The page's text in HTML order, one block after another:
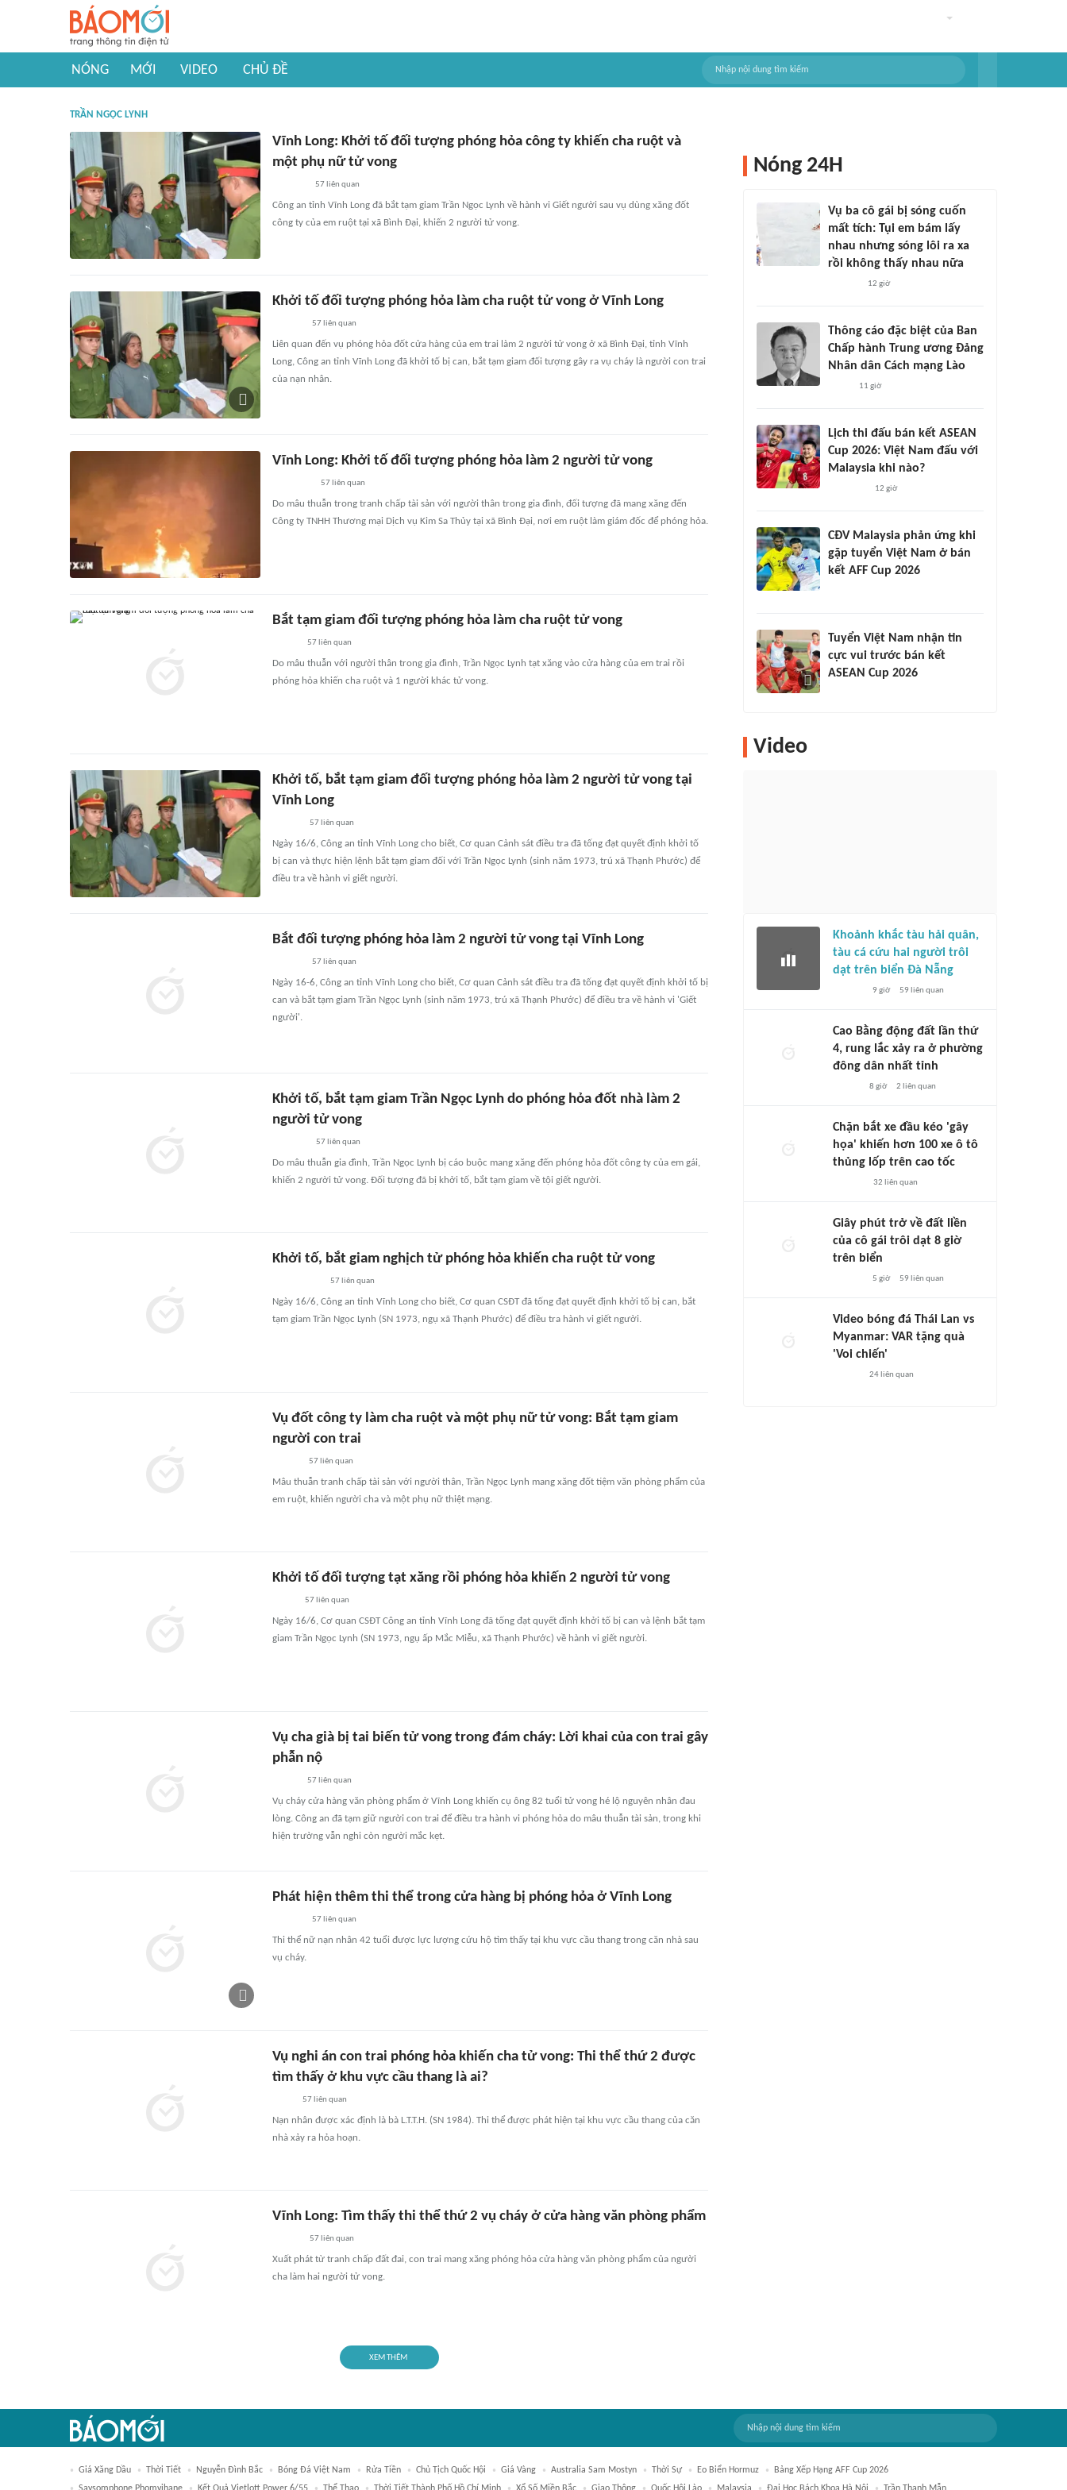
NÓNG MỚI VIDEO CHỦ ĐỀ
TRẦN NGỌC LYNH
Vĩnh Long: Khởi tố đối tượng phóng hỏa công ty khiến cha ruột và
một phụ nữ tử vong
57 liên quan
Công an tỉnh Vĩnh Long đã bắt tạm giam Trần Ngọc Lynh về hành vi Giết người sau vụ dùng xăng đốt
công ty của em ruột tại xã Bình Đại, khiến 2 người tử vong.
Khởi tố đối tượng phóng hỏa làm cha ruột tử vong ở Vĩnh Long
57liên quan
Liên quan đến vụ phóng hỏa đốt cửa hàng của em trai làm 2 người tử vong ở xã Bình Đại, tỉnh Vĩnh
Long, Công an tỉnh Vĩnh Long đã khởi tố bị can, bắt tạm giam đối tượng gây ra vụ cháy là người con trai
của nạn nhân.
Vĩnh Long: Khởi tố đối tượng phóng hỏa làm 2 người tử vong
57liên quan
Do mâu thuẫn trong tranh chấp tài sản với người thân trong gia đình, đối tượng đã mang xăng đến
Công ty TNHH Thương mại Dịch vụ Kim Sa Thủy tại xã Bình Đại, nơi em ruột làm giám đốc để phóng hỏa.
Bắt tạm giam đối tượng phóng hỏa làm cha ruột tử vong
57 liên quan
Do mâu thuẫn với người thân trong gia đình, Trần Ngọc Lynh tạt xăng vào cửa hàng của em trai rồi
phóng hỏa khiến cha ruột và 1 người khác tử vong.
Khởi tố, bắt tạm giam đối tượng phóng hỏa làm 2 người tử vong tại
Vĩnh Long
57 liên quan
Ngày 16/6, Công an tỉnh Vĩnh Long cho biết, Cơ quan Cảnh sát điều tra đã tống đạt quyết định khởi tố
bị can và thực hiện lệnh bắt tạm giam đối với Trần Ngọc Lynh (sinh năm 1973, trú xã Thạnh Phước) để
điều tra về hành vi giết người.
Bắt đối tượng phóng hỏa làm 2 người tử vong tại Vĩnh Long
57 liên quan
Ngày 16-6, Công an tỉnh Vĩnh Long cho biết, Cơ quan Cảnh sát điều tra đã tống đạt quyết định khởi tố bị
can và bắt tạm giam Trần Ngọc Lynh (sinh năm 1973, trú xã Thạnh Phước) để điều tra về hành vi 'Giết
người'.
Khởi tố, bắt tạm giam Trần Ngọc Lynh do phóng hỏa đốt nhà làm 2
người tử vong
57liên quan
Do mâu thuẫn gia đình, Trần Ngọc Lynh bị cáo buộc mang xăng đến phóng hỏa đốt công ty của em gái,
khiến 2 người tử vong. Đối tượng đã bị khởi tố, bắt tạm giam về tội giết người.
Khởi tố, bắt giam nghịch tử phóng hỏa khiến cha ruột tử vong
57liên quan
Ngày 16/6, Công an tỉnh Vĩnh Long cho biết, Cơ quan CSĐT đã tống đạt quyết định khởi tố bị can, bắt
tạm giam Trần Ngọc Lynh (SN 1973, ngụ xã Thạnh Phước) để điều tra hành vi giết người.
Vụ đốt công ty làm cha ruột và một phụ nữ tử vong: Bắt tạm giam
người con trai
57liên quan
Mâu thuẫn tranh chấp tài sản với người thân, Trần Ngọc Lynh mang xăng đốt tiệm văn phòng phẩm của
em ruột, khiến người cha và một phụ nữ thiệt mạng.
Khởi tố đối tượng tạt xăng rồi phóng hỏa khiến 2 người tử vong
57 liên quan
Ngày 16/6, Cơ quan CSĐT Công an tỉnh Vĩnh Long đã tống đạt quyết định khởi tố bị can và lệnh bắt tạm
giam Trần Ngọc Lynh (SN 1973, ngụ ấp Mắc Miễu, xã Thạnh Phước) về hành vi giết người.
Vụ cha già bị tai biến tử vong trong đám cháy: Lời khai của con trai gây
phẫn nộ
57 liên quan
Vụ cháy cửa hàng văn phòng phẩm ở Vĩnh Long khiến cụ ông 82 tuổi tử vong hé lộ nguyên nhân đau
lòng. Công an đã tạm giữ người con trai để điều tra hành vi phóng hỏa do mâu thuẫn tài sản, trong khi
hiện trường vẫn nghi còn người mắc kẹt.
Phát hiện thêm thi thể trong cửa hàng bị phóng hỏa ở Vĩnh Long
57liên quan
Thi thể nữ nạn nhân 42 tuổi được lực lượng cứu hộ tìm thấy tại khu vực cầu thang trong căn nhà sau
vụ cháy.
Vụ nghi án con trai phóng hỏa khiến cha tử vong: Thi thể thứ 2 được
tìm thấy ở khu vực cầu thang là ai?
57 liên quan
Nạn nhân được xác định là bà L.T.T.H. (SN 1984). Thi thể được phát hiện tại khu vực cầu thang của căn
nhà xảy ra hỏa hoạn.
Vĩnh Long: Tìm thấy thi thể thứ 2 vụ cháy ở cửa hàng văn phòng phẩm
57liên quan
Xuất phát từ tranh chấp đất đai, con trai mang xăng phóng hỏa cửa hàng văn phòng phẩm của người
cha làm hai người tử vong.
XEM THÊM
Nóng 24H
Vụ ba cô gái bị sóng cuốn
mất tích: Tụi em bám lấy
nhau nhưng sóng lôi ra xa
rồi không thấy nhau nữa
12 giờ
Thông cáo đặc biệt của Ban
Chấp hành Trung ương Đảng
Nhân dân Cách mạng Lào
11 giờ
Lịch thi đấu bán kết ASEAN
Cup 2026: Việt Nam đấu với
Malaysia khi nào?
12 giờ
CĐV Malaysia phản ứng khi
gặp tuyển Việt Nam ở bán
kết AFF Cup 2026
Tuyển Việt Nam nhận tin
cực vui trước bán kết
ASEAN Cup 2026
Video
Khoảnh khắc tàu hải quân,
tàu cá cứu hai người trôi
dạt trên biển Đà Nẵng
9 giờ 59 liên quan
Cao Bằng động đất lần thứ
4, rung lắc xảy ra ở phường
đông dân nhất tỉnh
8 giờ 2 liên quan
Chặn bắt xe đầu kéo 'gây
họa' khiến hơn 100 xe ô tô
thủng lốp trên cao tốc
32 liên quan
Giây phút trở về đất liền
của cô gái trôi dạt 8 giờ
trên biển
5 giờ 59 liên quan
Video bóng đá Thái Lan vs
Myanmar: VAR tặng quà
'Voi chiến'
24liên quan
Giá Xăng Dầu Thời Tiết Nguyễn Đình Bắc Bóng Đá Việt Nam Rửa Tiền Chủ Tịch Quốc Hội Giá Vàng Australia Sam Mostyn Thời Sự Eo Biển Hormuz
Bảng Xếp Hạng AFF Cup 2026